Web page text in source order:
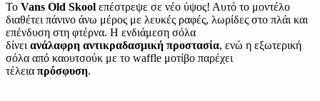
Το Vans Old Skool επέστρεψε σε νέο ύψος! Αυτό το μοντέλο
διαθέτει πάνινο άνω μέρος με λευκές ραφές, λωρίδες στο πλάι και
επένδυση στη φτέρνα. Η ενδιάμεση σόλα
δίνει ανάλαφρη αντικραδασμική προστασία, ενώ η εξωτερική
σόλα από καουτσούκ με το waffle μοτίβο παρέχει
τέλεια πρόσφυση.